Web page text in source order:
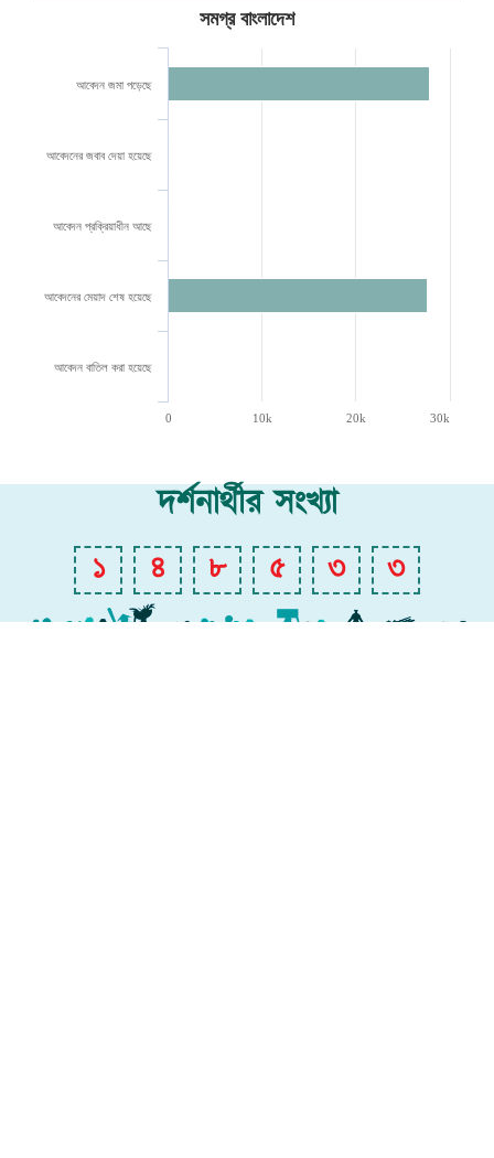
সমগ্র বাংলাদেশ
আবেদন জমা পড়েছে
আবেদনের জবাব দেয়া হয়েছে
আবেদন প্রক্রিয়াধীন আছে
আবেদনের মেয়াদ শেষ হয়েছে
আবেদন বাতিল করা হয়েছে
0 10k 20k 30k
দর্শনার্থীর সংখ্যা
১ ৪ ৮ ৫ ৩ ৩